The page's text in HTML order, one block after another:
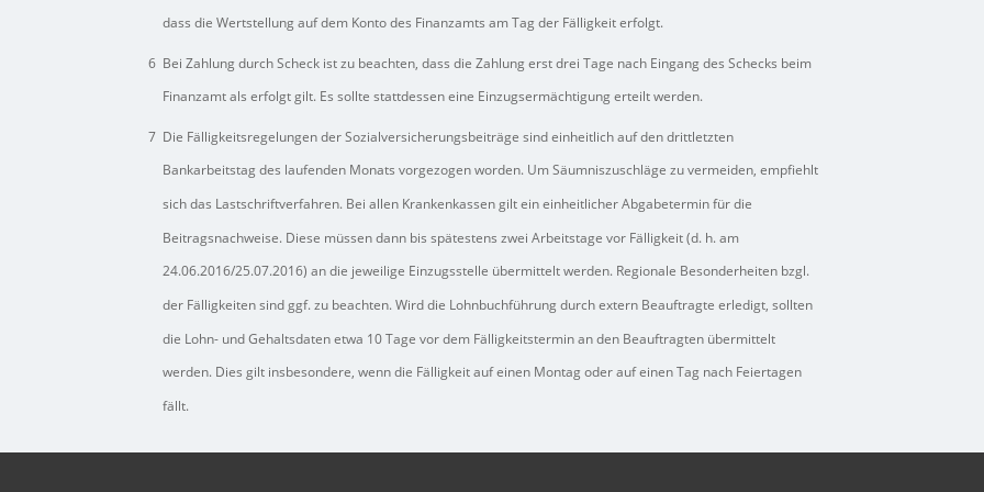
dass die Wertstellung auf dem Konto des Finanzamts am Tag der Fälligkeit erfolgt.
6 Bei Zahlung durch Scheck ist zu beachten, dass die Zahlung erst drei Tage nach Eingang des Schecks beim
Finanzamt als erfolgt gilt. Es sollte stattdessen eine Einzugsermächtigung erteilt werden.
7 Die Fälligkeitsregelungen der Sozialversicherungsbeiträge sind einheitlich auf den drittletzten
Bankarbeitstag des laufenden Monats vorgezogen worden. Um Säumniszuschläge zu vermeiden, empfiehlt
sich das Lastschriftverfahren. Bei allen Krankenkassen gilt ein einheitlicher Abgabetermin für die
Beitragsnachweise. Diese müssen dann bis spätestens zwei Arbeitstage vor Fälligkeit (d. h. am
24.06.2016/25.07.2016) an die jeweilige Einzugsstelle übermittelt werden. Regionale Besonderheiten bzgl.
der Fälligkeiten sind ggf. zu beachten. Wird die Lohnbuchführung durch extern Beauftragte erledigt, sollten
die Lohn- und Gehaltsdaten etwa 10 Tage vor dem Fälligkeitstermin an den Beauftragten übermittelt
werden. Dies gilt insbesondere, wenn die Fälligkeit auf einen Montag oder auf einen Tag nach Feiertagen
fällt.